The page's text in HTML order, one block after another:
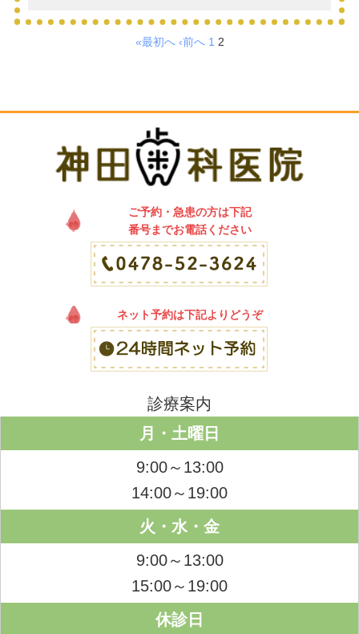
«最初へ ‹前へ 1 2
ご予約・急患の方は下記
番号までお電話ください
ネット予約は下記よりどうぞ
診療案内
月・土曜日
9:00～13:00
14:00～19:00
火・水・金
9:00～13:00
15:00～19:00
休診日